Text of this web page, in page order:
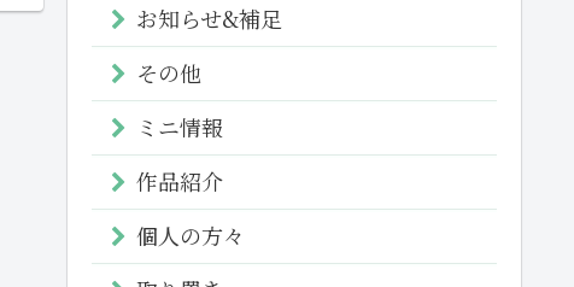
お知らせ&補足
その他
ミニ情報
作品紹介
個人の方々